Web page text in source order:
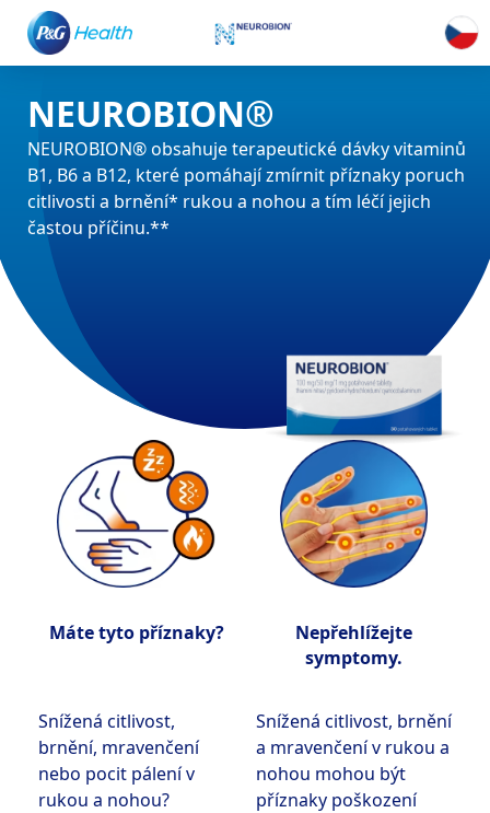
NEUROBION®
NEUROBION® obsahuje terapeutické dávky vitaminů
B1, B6 a B12, které pomáhají zmírnit příznaky poruch
citlivosti a brnění* rukou a nohou a tím léčí jejich
častou příčinu.**
Máte tyto příznaky?
Snížená citlivost,
brnění, mravenčení
nebo pocit pálení v
rukou a nohou?
Nepřehlížejte
symptomy.
Snížená citlivost, brnění
a mravenčení v rukou a
nohou mohou být
příznaky poškození